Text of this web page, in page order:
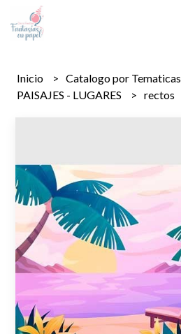
Inicio
Catalogo por Tematicas
PAISAJES - LUGARES
rectos